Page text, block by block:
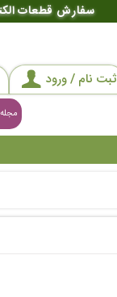
سفارش قطعات
ثبت نام / ورود